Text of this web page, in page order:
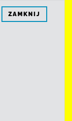
ZAMKNIJ